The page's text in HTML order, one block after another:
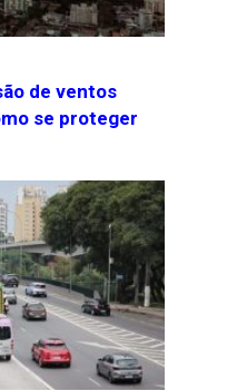
de ventos
se proteger